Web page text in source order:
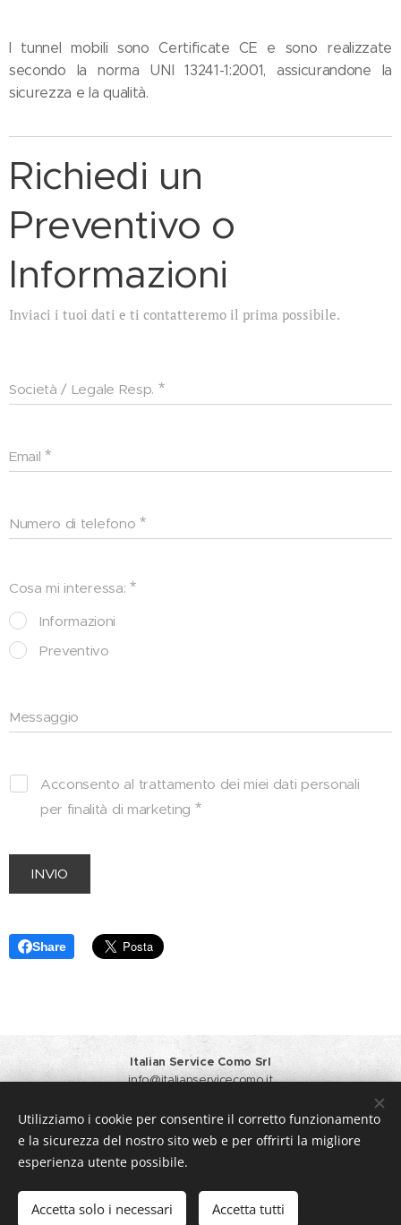
I tunnel mobili sono Certificate CE e sono realizzate
secondo la norma UNI 13241-1:2001, assicurandone la
sicurezza e la qualità.
Richiedi un
Preventivo o
Informazioni
Inviaci i tuoi dati e ti contatteremo il prima possibile.
Società / Legale Resp.
Email
Numero di telefono
Cosa mi interessa:
Informazioni
Preventivo
Messaggio
Acconsento al trattamento dei miei dati personali
per finalità di marketing
INVIO
Share
Italian Service Como Srl
info@italianservicecomo.it
Amministrazione+39 031 6124064 +39 348 4451104
Privacy Policy
Creato conWebnode
Lingue
Italiano
English
Utilizziamo i cookie per consentire il corretto funzionamento
e la sicurezza del nostro sito web e per offrirti la migliore
esperienza utente possibile.
Accetta solo i necessari Accetta tutti